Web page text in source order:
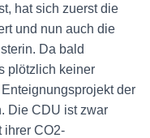
hat sich zuerst die
und nun auch die
Da bald
plötzlich keiner
der
Die CDU ist zwar
ihrer CO2-